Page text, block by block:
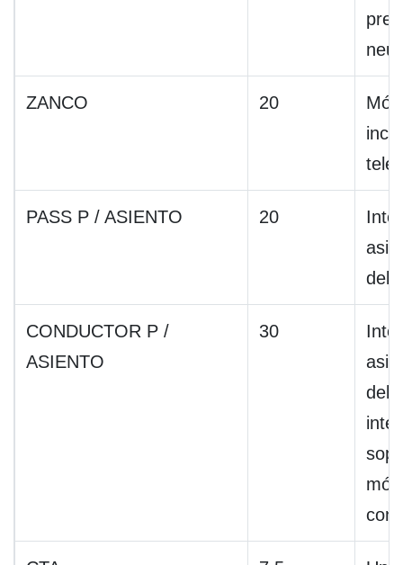
ZANCO 20
PASS P / ASIENTO 20
del
CONDUCTOR P /
ASIENTO
30
del